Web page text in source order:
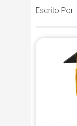
Escrito Por: